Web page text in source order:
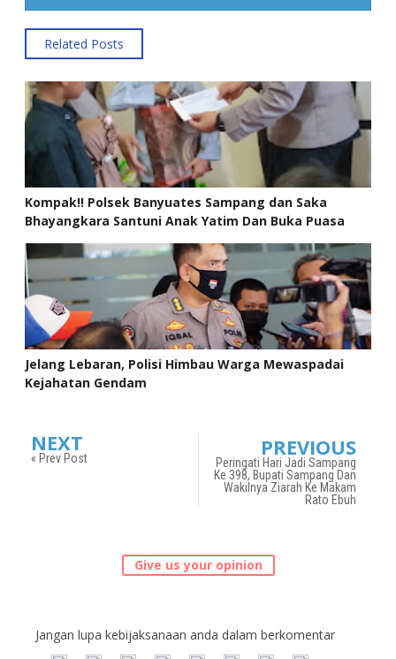
Related Posts
Kompak!! Polsek Banyuates Sampang dan Saka
Bhayangkara Santuni Anak Yatim Dan Buka Puasa
Jelang Lebaran, Polisi Himbau Warga Mewaspadai
Kejahatan Gendam
NEXT
« Prev Post PREVIOUS
Peringati Hari Jadi Sampang
Ke 398, Bupati Sampang Dan
Wakilnya Ziarah Ke Makam
Rato Ebuh
Give us your opinion
Jangan lupa kebijaksanaan anda dalam berkomentar